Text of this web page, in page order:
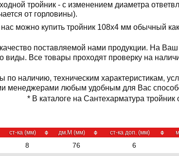
тройник - с изменением диаметра
от горловины).
можно купить тройник 108x4 мм обычный
поставляемой нами продукции. На
виды. Все товары проходят проверку на
по наличию, техническим характеристикам,
менеджерами любым удобным для Вас
* В каталоге на Сантехарматура
ст-ка (мм) дм.М (мм) ст-ка доп. (мм)
8 76 6